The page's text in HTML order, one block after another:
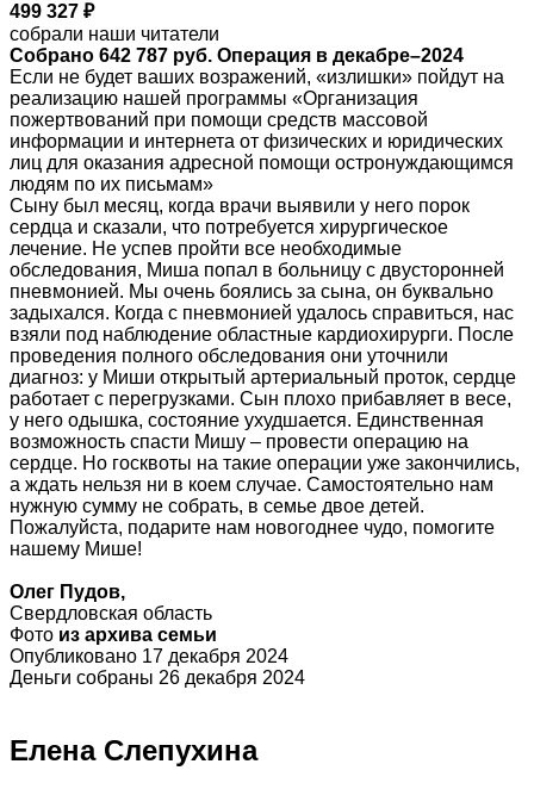
499 327 ₽
собрали наши читатели
Собрано 642 787 руб. Операция в декабре–2024
Если не будет ваших возражений, «излишки» пойдут на
реализацию нашей программы «Организация
пожертвований при помощи средств массовой
информации и интернета от физических и юридических
лиц для оказания адресной помощи остронуждающимся
людям по их письмам»
Сыну был месяц, когда врачи выявили у него порок
сердца и сказали, что потребуется хирургическое
лечение. Не успев пройти все необходимые
обследования, Миша попал в больницу с двусторонней
пневмонией. Мы очень боялись за сына, он буквально
задыхался. Когда с пневмонией удалось справиться, нас
взяли под наблюдение областные кардиохирурги. После
проведения полного обследования они уточнили
диагноз: у Миши открытый артериальный проток, сердце
работает с перегрузками. Сын плохо прибавляет в весе,
у него одышка, состояние ухудшается. Единственная
возможность спасти Мишу – провести операцию на
сердце. Но госквоты на такие операции уже закончились,
а ждать нельзя ни в коем случае. Самостоятельно нам
нужную сумму не собрать, в семье двое детей.
Пожалуйста, подарите нам новогоднее чудо, помогите
нашему Мише!
Олег Пудов,
Свердловская область
Фото из архива семьи
Опубликовано 17 декабря 2024
Деньги собраны 26 декабря 2024
Елена Слепухина